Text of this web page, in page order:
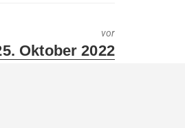
vor
Oktober 2022